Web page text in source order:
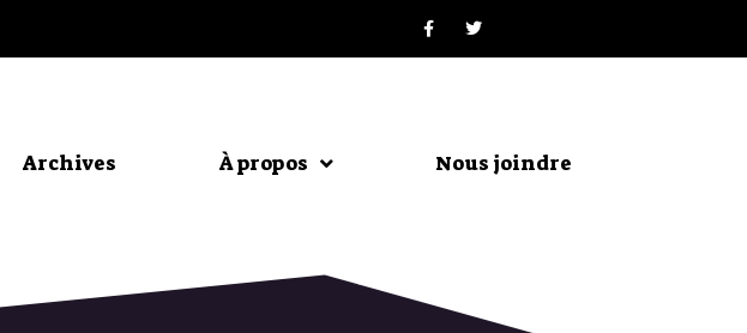
Archives À propos Nous joindre